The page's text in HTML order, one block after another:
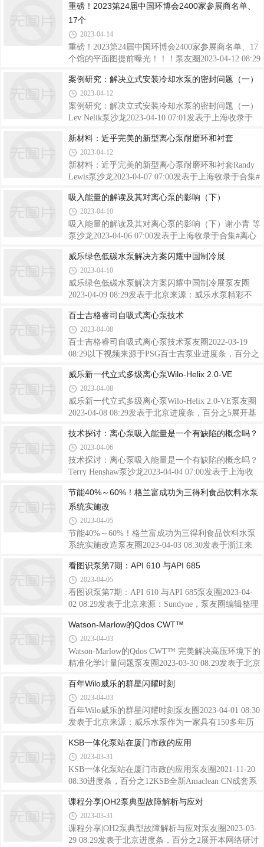
status and development dynamic analysis, and from the
oi
格兰富建筑解决方案.格兰富商用建筑及区域能源，秉
承创新、高效、可靠及可持续发展的理念为您提供专
业智能水泵解决方案。来源：格兰富在迈向“双碳”时
代进程中，发展和建立清洁、低碳、安全和高效的能
源体系是推进全球可持续发展的大势所趋。为抓住建
核心地位，4月6日，”超低能耗低温供热技术委员
会”组织的第三届“超低能耗低温供热技术
重磅！2023第24届中国环博会2400家参展商名单、
17个
2023-04-14
重磅！2023第24届中国环博会2400家参展商名单、17
个馆的平面图提前曝光！！！泵友圈2023-04-12 08:29
部“阅读原文”免费领取参观门票第24届中国环博会将
在4月19-21日在上海新国际博览中心举办！汇聚超
2400家国内外知名环保企业展出超3万种环境治理解
决方案展出规模达20万平方米！先不说那么多重点是
规模17个展馆+3个室外展区呈现环保全产业链新品技
术与解决方案E1馆综合环境解决方案、环境商会展团
E2馆综合环境解决方案
案例研究：解决立式安装冷却水泵的密封问题（一）
2023-04-12
案例研究：解决立式安装冷却水泵的密封问题（一）
Lev Nelik泵沙龙2023-04-10 07:01发表于上海收录于
问题3个KSB公司Omega泵编者按East Kentucky电力合
作社第二单元Spurlock电站的Barry T. Brown为本专栏
撰稿。前言2009年左右安装的三台双吸水平中开泵，
自安装以来一直存在机械密封问题。在East Kentucky
现这些问题的机组。不寻常的安装方式（立式安装）
让工厂人员怀疑这种方向是否会导致问题。如果是这
样，则需要进行重大修改，以将系统转换为
新材料：近乎完美的新型离心泵耐磨环和衬套
2023-04-12
新材料：近乎完美的新型离心泵耐磨环和衬套Randy
Lewis泵沙龙2023-04-07 07:00发表于上海收录于合集#
Kevlar团状模塑料为泵耐磨部件增加了强度多年来，
泵行业一直存在离心泵的问题 - 环和衬套的持续磨损
一直是一个问题。尽管为改善这些产品的寿命和质量
做出了许多努力，但没有一个达到预期。现在，新的
塑生产商生产的专有团状模塑料进行模塑和加工，从
而改进这些零件。离心泵的旋转轴驱使叶轮旋转。叶
轮迫使液体从供应源通过泵到达用户。泵的
吸入能量的解读及其对离心泵的影响（下）
2023-04-10
吸入能量的解读及其对离心泵的影响（下）谢小青 等
泵沙龙2023-04-06 07:00发表于上海收录于合集#离心
读及其对离心泵的影响（上）
威乐绿色低碳水泵解决方案闪耀中国制冷展
2023-04-10
威乐绿色低碳水泵解决方案闪耀中国制冷展泵友圈
2023-04-09 08:29发表于北京来源：威乐水泵精彩不
制冷、空调、供暖、通风及食品冷冻加工展览
会”（以下简称“中国制冷展”），在上海新国际博览中
心隆重召开。中国制冷展由中国国际贸易促进委员会
北京市分会（北京国际商会）、中国制冷学会、中国
行业协会共同主办，北京国际展览中心有限公司承
办。中国制冷展自1987年首次举办，历经30余年的发
展，已经成为品牌化、专业化、国际化、规范化的
百士吉格睿司自吸式离心泵技术
2023-04-08
百士吉格睿司自吸式离心泵技术泵友圈2022-03-19
08:29以下视频来源于PSG百士吉泵业进度条，百分之
牌，凭借专业的工程专业知识、精益制造方法、出色
的检测能力，以及久经用户验证的品质，格睿司™在
满足严苛的应用要求的同时，为用户提供性能卓越的
产品。格睿司™811SP系列，采用自吸式离心技术，
号，多种材质、配件可供选择，满足各种流体输送环
境需求。产品性能卓越，末端元件可与格睿司™811
ANSI系列互换。满足AS
威乐新一代立式多级离心泵Wilo-Helix 2.0-VE
2023-04-08
威乐新一代立式多级离心泵Wilo-Helix 2.0-VE泵友圈
2023-04-08 08:29发表于北京进度条，百分之5展开基
泵。集成全新研发的变频器及IE5能效电机，新一代
Helix 2.0-VE水泵集成了高能效与高可靠性，能够为
运行方有效降低运营成本。观看940
技术探讨：离心泵吸入能量是一个有缺陷的概念吗？
2023-04-06
技术探讨：离心泵吸入能量是一个有缺陷的概念吗？
Terry Henshaw泵沙龙2023-04-04 07:00发表于上海收
对于离心泵的“吸入能量”这一概念，行业内可谓是：
仁者见仁，智者见智。大量的研究及工程应用经验表
明，对于离心泵设计人员来说，在某些特定应用场
合，“吸入能量”确实是一个不可轻视/忽视的概念，否
则可能会给你及用户现场带来很多令人头痛的麻烦。
关于这方面更多的信息，有兴趣的朋友可以查阅《泵
沙龙》文章“离心泵汽蚀安全裕量的探
节能40%～60%！格兰富成功为三得利食品饮料水泵
系统实施改
2023-04-05
节能40%～60%！格兰富成功为三得利食品饮料水泵
系统实施改造泵友圈2023-04-03 08:30发表于浙江来
公司在英国的唯一工厂寻求解决其手动控制的泵系统
的一些问题，以实现能源进一步节省。三得利饮料和
食品英国和爱尔兰有限公司能源和可持续发展经理
Daniel Gray 表示：“这些水泵需要人工操作，而且可
压下降或质量变差了，我们才能知道现场出问题了。
我们一直是被动反应，而非主动发现。”格兰富高效
电子控制泵E泵改造项目不仅提高了整个工厂的
看图识泵第7期：API 610 与API 685
2023-04-05
看图识泵第7期：API 610 与API 685泵友圈2023-04-
02 08:29发表于北京来源：Sundyne，泵友圈编辑整理
友圈》均在文章开头备注了来源。如转载涉及版权等
问题，请发送消息至公号后台与我们联系，我们将在
第一时间处理，非常感谢！邮箱：
bengyouquan@126.com微信：stephen528（验证消息：
Watson-Marlow的Qdos CWT™
2023-04-03
Watson-Marlow的Qdos CWT™ 完美解决高压环境下的
精准化学计量问题泵友圈2023-03-30 08:29发表于北京
国西北部的Rennes Basin水管理局下的大部分水处理
厂合作。水管理局负责从水源地取水到自来水净化的
整个当地供水系统，共有11个水处理厂的维护、监测
和维修工作。这些水处理厂已经使用了多台Qdos泵，
和过氧化氢的化学计量应用进行了优化，排放压力高
达4bar。然而，当这些化学品需要被添加到储罐中
时，15%次氯酸钠剂量的排放压力仍然是
百年Wilo威乐的群星闪耀时刻
2023-04-03
百年Wilo威乐的群星闪耀时刻泵友圈2023-04-01 08:30
发表于北京来源：威乐水泵作为一家具有150多年历
多泵友圈的粉丝来说比较熟悉，无论是在数字化技术
的发展，还是在能效品质方面的稳定表现，翘楚业
内。那么，在公司发展历史的长河中，涌现了哪些群
星，以至于开创今天的局面？本期，泵友圈根据威乐
故事。第一位主人公是威乐集团的创始人，Caspar
Ludwig Opländer 先生。这位英俊帅气的男士于1872
年定居多特蒙德，作为一名铜匠大师的Opl
KSB一体化泵站在厦门市政的应用
2023-03-31
KSB一体化泵站在厦门市政的应用泵友圈2021-11-20
08:30进度条，百分之12KSB全新Amaclean CN成套系
课程分享|OH2泵典型故障解析与应对
2023-03-31
课程分享|OH2泵典型故障解析与应对泵友圈2023-03-
29 08:29发表于北京进度条，百分之2展开本网络研讨